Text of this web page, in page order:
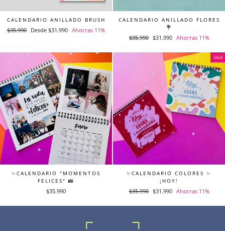
CALENDARIO ANILLADO BRUSH
Precio
$35.990 Precio
Desde $31.990 Ahorras 11%
CALENDARIO ANILLADO FLORES
💐
Precio
$35.990 Precio
oferta
$31.990 Ahorras 11%
✨CALENDARIO "MOMENTOS
FELICES" 📸
$35.990
SALE
✨CALENDARIO COLORES ✨
¡HOY!
Precio
$35.990 Precio
oferta
$31.990 Ahorras 11%